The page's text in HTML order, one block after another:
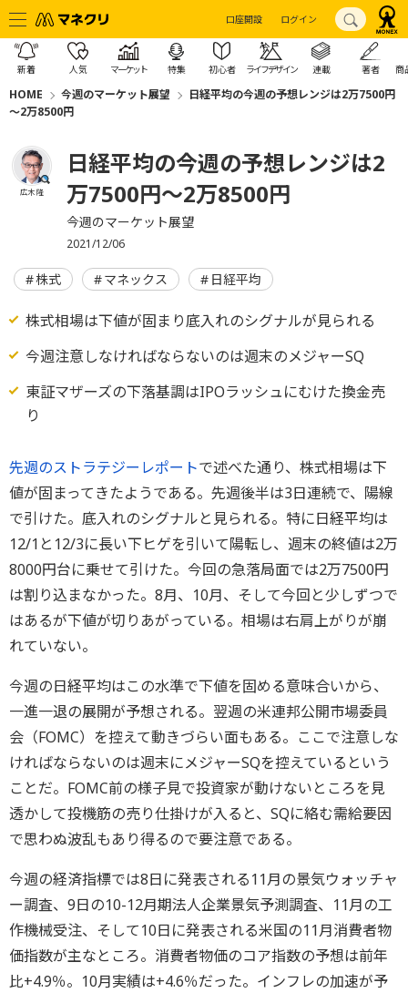
口座開設 ログイン
新着 人気 マーケット 特集 初心者 ライフデザイン 連載 著者 商
HOME 今週のマーケット展望
日経平均の今週の予想レンジは2万7500円
～2万8500円
広木 隆
日経平均の今週の予想レンジは2
万7500円～2万8500円
今週のマーケット展望
2021/12/06
株式 マネックス 日経平均
株式相場は下値が固まり底入れのシグナルが見られる
今週注意しなければならないのは週末のメジャーSQ
東証マザーズの下落基調はIPOラッシュにむけた換金売
り
先週のストラテジーレポートで述べた通り、株式相場は下
値が固まってきたようである。先週後半は3日連続で、陽線
で引けた。底入れのシグナルと見られる。特に日経平均は
12/1と12/3に長い下ヒゲを引いて陽転し、週末の終値は2万
8000円台に乗せて引けた。今回の急落局面では2万7500円
は割り込まなかった。8月、10月、そして今回と少しずつで
はあるが下値が切りあがっている。相場は右肩上がりが崩
れていない。
今週の日経平均はこの水準で下値を固める意味合いから、
一進一退の展開が予想される。翌週の米連邦公開市場委員
会（FOMC）を控えて動きづらい面もある。ここで注意しな
ければならないのは週末にメジャーSQを控えているという
ことだ。FOMC前の様子見で投資家が動けないところを見
透かして投機筋の売り仕掛けが入ると、SQに絡む需給要因
で思わぬ波乱もあり得るので要注意である。
今週の経済指標では8日に発表される11月の景気ウォッチャ
ー調査、9日の10-12月期法人企業景気予測調査、11月の工
作機械受注、そして10日に発表される米国の11月消費者物
価指数が主なところ。消費者物価のコア指数の予想は前年
比+4.9％。10月実績は+4.6％だった。インフレの加速が予